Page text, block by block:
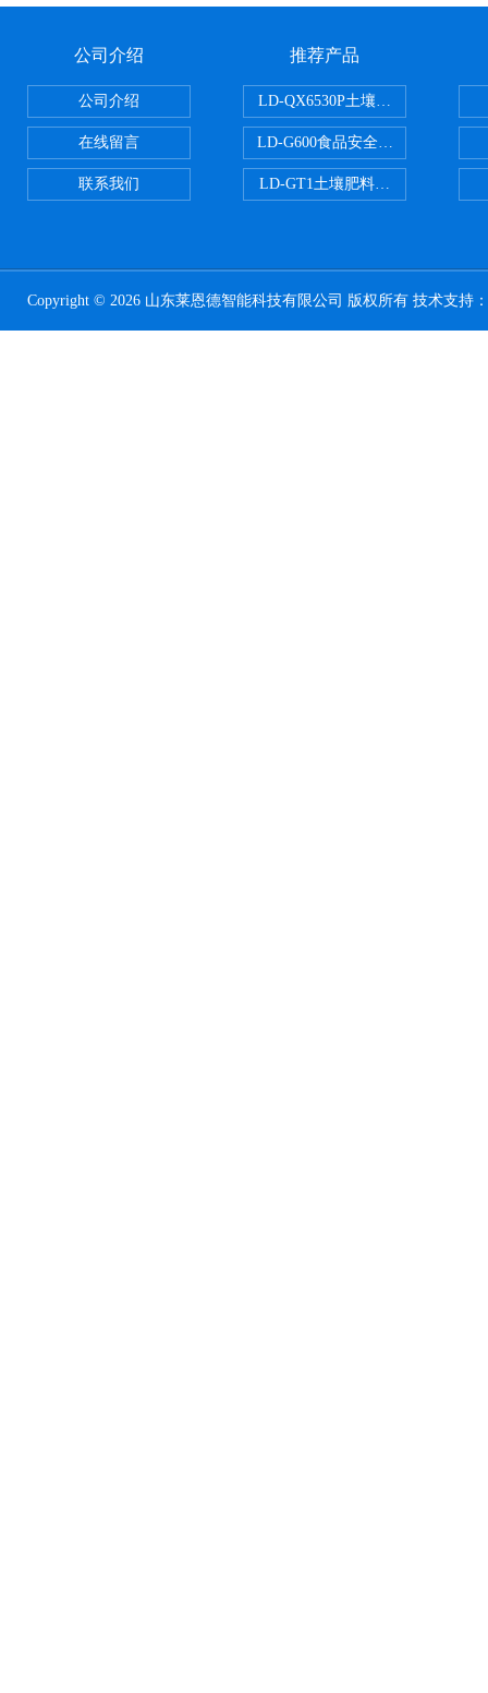
公司介绍
公司介绍
在线留言
联系我们
推荐产品
LD-QX6530P土壤氧化还原电位检
LD-G600食品安全检测仪
LD-GT1土壤肥料养分检测仪
Copyright © 2026 山东莱恩德智能科技有限公司 版权所有 技术支持：